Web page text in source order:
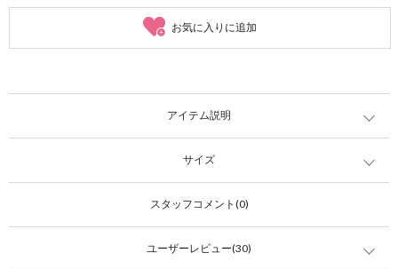
お気に入りに追加
アイテム説明
サイズ
スタッフコメント(0)
ユーザーレビュー(30)